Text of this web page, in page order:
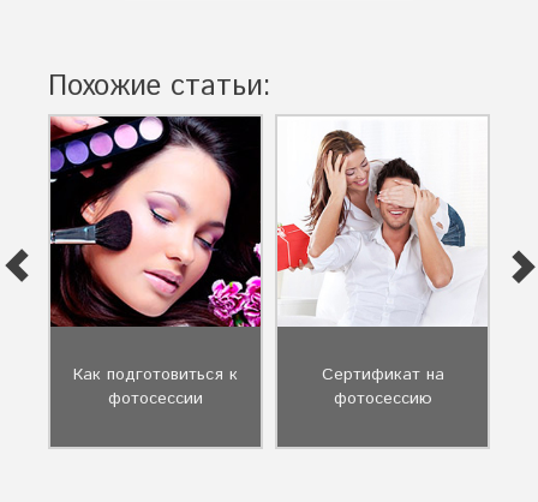
Похожие статьи:
Как подготовиться к
фотосессии
Сертификат на
фотосессию